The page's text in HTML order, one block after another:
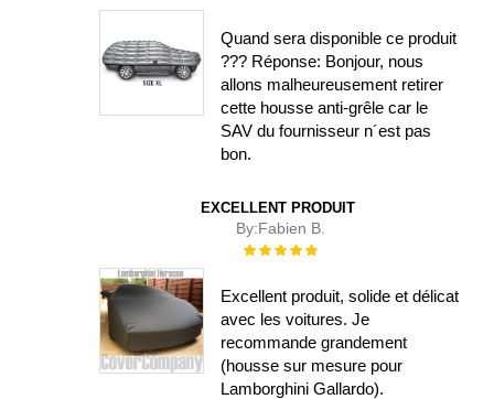
Quand sera disponible ce produit
??? Réponse: Bonjour, nous
allons malheureusement retirer
cette housse anti-grêle car le
SAV du fournisseur n´est pas
bon.
EXCELLENT PRODUIT
By:Fabien B.
Évaluation :
Excellent produit, solide et délicat
avec les voitures. Je
recommande grandement
(housse sur mesure pour
Lamborghini Gallardo).